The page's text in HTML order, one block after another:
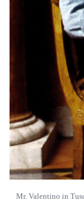
Mr. Valentino in